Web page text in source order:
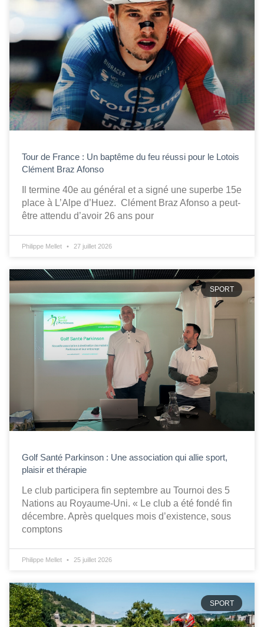
Tour de France : Un baptême du feu réussi pour le Lotois
Clément Braz Afonso
Il termine 40e au général et a signé une superbe 15e
place à L’Alpe d’Huez. Clément Braz Afonso a peut-
être attendu d’avoir 26 ans pour
Philippe Mellet 27 juillet 2026
SPORT
Golf Santé Parkinson : Une association qui allie sport,
plaisir et thérapie
Le club participera fin septembre au Tournoi des 5
Nations au Royaume-Uni. « Le club a été fondé fin
décembre. Après quelques mois d’existence, sous
comptons
Philippe Mellet 25 juillet 2026
SPORT